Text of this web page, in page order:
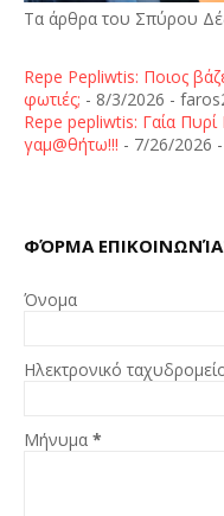
Τα άρθρα του Σπύρου
Repe Pepliwtis: Ποιος
φωτιές; - 8/3/2026 -
Repe pepliwtis: Γαία
γαμ@θήτω!!! - 7/26/2026
ΦΌΡΜΑ
Όνομα
Ηλεκτρονικό
Μήνυμα *